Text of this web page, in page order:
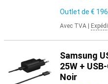
Outlet de €
Avec TVA
Samsung
25W +
Noir